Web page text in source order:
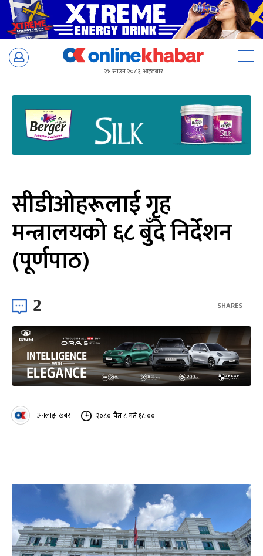
Skip
२४ साउन २०८३, आइतबार
सीडीओहरूलाई गृह
मन्त्रालयको ६८ बुँदे निर्देशन
(पूर्णपाठ)
2 SHARES
अनलाइनखबर २०८० चैत ८ गते १८:००